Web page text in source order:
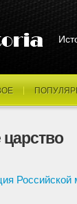
Российской